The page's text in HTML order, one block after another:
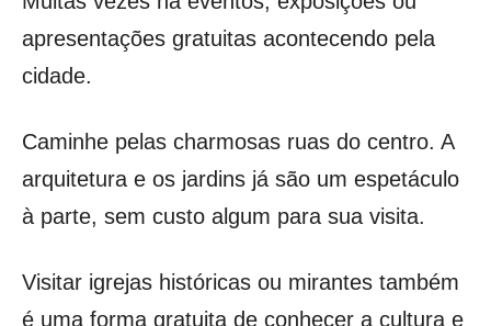
apresentações gratuitas acontecendo pela
cidade.
Caminhe pelas charmosas ruas do centro. A
arquitetura e os jardins já são um espetáculo
à parte, sem custo algum para sua visita.
Visitar igrejas históricas ou mirantes também
é uma forma gratuita de conhecer a cultura e